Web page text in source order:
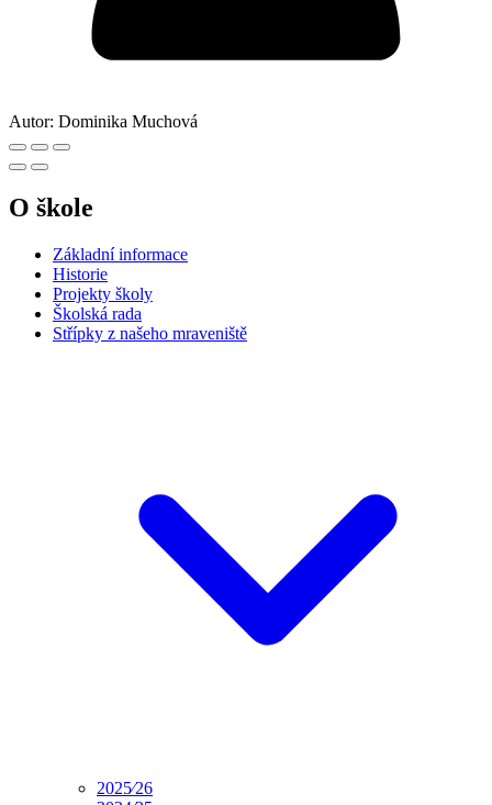
Autor: Dominika Muchová
O škole
Základní informace
Historie
Projekty školy
Školská rada
Střípky z našeho mraveniště
2025⁄26